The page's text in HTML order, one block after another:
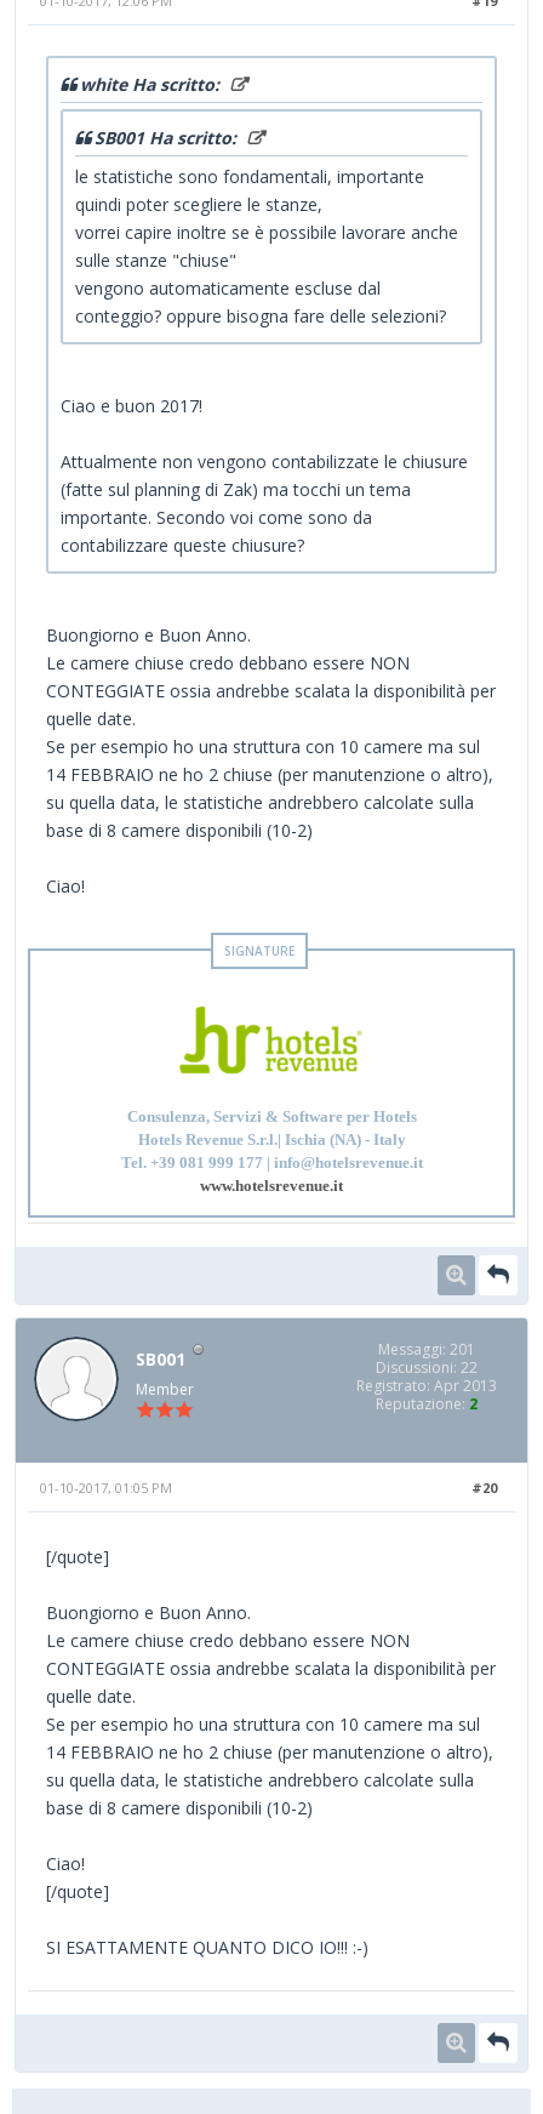
white Ha scritto:
SB001 Ha scritto:
le statistiche sono fondamentali, importante
quindi poter scegliere le stanze,
vorrei capire inoltre se è possibile lavorare anche
sulle stanze "chiuse"
vengono automaticamente escluse dal
conteggio? oppure bisogna fare delle selezioni?
Ciao e buon 2017!
Attualmente non vengono contabilizzate le chiusure
(fatte sul planning di Zak) ma tocchi un tema
importante. Secondo voi come sono da
contabilizzare queste chiusure?
Buongiorno e Buon Anno.
Le camere chiuse credo debbano essere NON
CONTEGGIATE ossia andrebbe scalata la disponibilità per
quelle date.
Se per esempio ho una struttura con 10 camere ma sul
14 FEBBRAIO ne ho 2 chiuse (per manutenzione o altro),
su quella data, le statistiche andrebbero calcolate sulla
base di 8 camere disponibili (10-2)
Ciao!
Consulenza, Servizi & Software per Hotels
Hotels Revenue S.r.l.| Ischia (NA) - Italy
Tel. +39 081 999 177 | info@hotelsrevenue.it
www.hotelsrevenue.it
SB001
Member
Messaggi: 201
Discussioni: 22
Registrato: Apr 2013
Reputazione: 2
#20
01-10-2017, 01:05 PM
[/quote]
Buongiorno e Buon Anno.
Le camere chiuse credo debbano essere NON
CONTEGGIATE ossia andrebbe scalata la disponibilità per
quelle date.
Se per esempio ho una struttura con 10 camere ma sul
14 FEBBRAIO ne ho 2 chiuse (per manutenzione o altro),
su quella data, le statistiche andrebbero calcolate sulla
base di 8 camere disponibili (10-2)
Ciao!
[/quote]
SI ESATTAMENTE QUANTO DICO IO!!! :-)